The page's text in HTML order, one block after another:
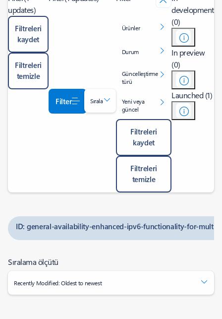
updates)
Filtreleri
kaydet
Filtreleri
temizle
Filter Sırala
Ürünler
Durum
Güncelleştirme
türü
Yeni veya
güncel
Filtreleri
kaydet
Filtreleri
temizle
development
(0)
In preview
(0)
Launched (1)
ID: general-availability-enhanced-ipv6-functionality-for-
Sıralama ölçütü
Recently Modified: Oldest to newest